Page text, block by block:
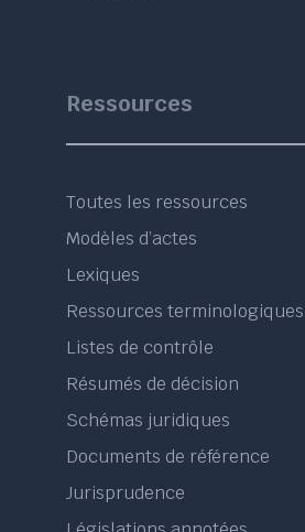
Ressources
Toutes les ressources
Modèles d’actes
Lexiques
Ressources terminologiques
Listes de contrôle
Résumés de décision
Schémas juridiques
Documents de référence
Jurisprudence